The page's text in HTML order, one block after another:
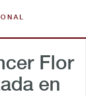
Flor
en